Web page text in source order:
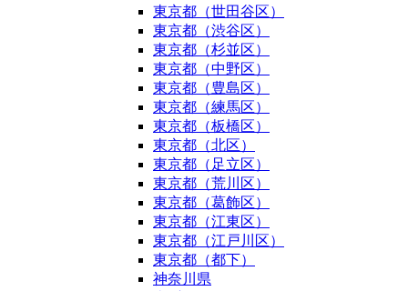
東京都（世田谷区）
東京都（渋谷区）
東京都（杉並区）
東京都（中野区）
東京都（豊島区）
東京都（練馬区）
東京都（板橋区）
東京都（北区）
東京都（足立区）
東京都（荒川区）
東京都（葛飾区）
東京都（江東区）
東京都（江戸川区）
東京都（都下）
神奈川県